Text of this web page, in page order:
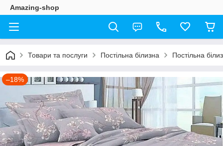
Amazing-shop
Товари та послуги Постільна білизна Постільна
–18%